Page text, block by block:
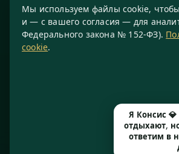
Блог
Команда
Благодарности
Москва, Варшавское шоссе, д. 1А,
Мы используем файлы cookie,
и — с вашего согласия — для
Федерального закона № 152-ФЗ).
cookie.
Я Консис
отдыхают,
ответим в